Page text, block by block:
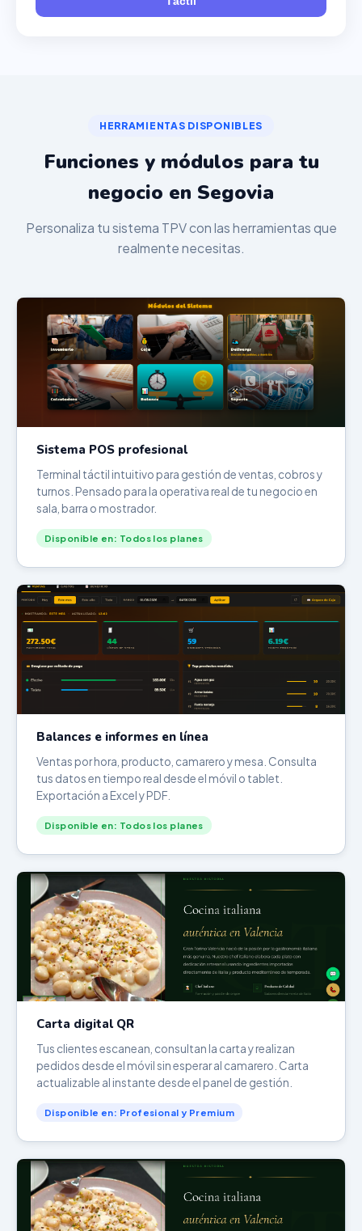
HERRAMIENTAS DISPONIBLES
Funciones y módulos para tu
negocio en Segovia
Personaliza tu sistema TPV con las herramientas que
realmente necesitas.
Sistema POS profesional
Terminal táctil intuitivo para gestión de ventas, cobros y
turnos. Pensado para la operativa real de tu negocio en
sala, barra o mostrador.
Disponible en: Todos los planes
Balances e informes en línea
Ventas por hora, producto, camarero y mesa. Consulta
tus datos en tiempo real desde el móvil o tablet.
Exportación a Excel y PDF.
Disponible en: Todos los planes
Carta digital QR
Tus clientes escanean, consultan la carta y realizan
pedidos desde el móvil sin esperar al camarero. Carta
actualizable al instante desde el panel de gestión.
Disponible en: Profesional y Premium